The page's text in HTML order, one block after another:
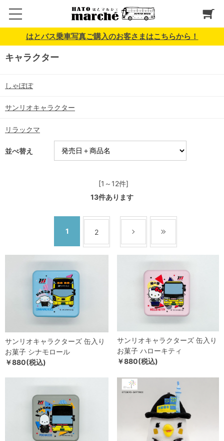
はとバス乗車写真ご購入のお客さまはこちらから！
キャラクター
しゃぽぽ
サンリオキャラクター
リラックマ
並べ替え
[1～12件]
13件あります
1 2
サンリオキャラクターズ 缶入り
お菓子 シナモロール
￥880(税込)
サンリオキャラクターズ 缶入り
お菓子 ハローキティ
￥880(税込)